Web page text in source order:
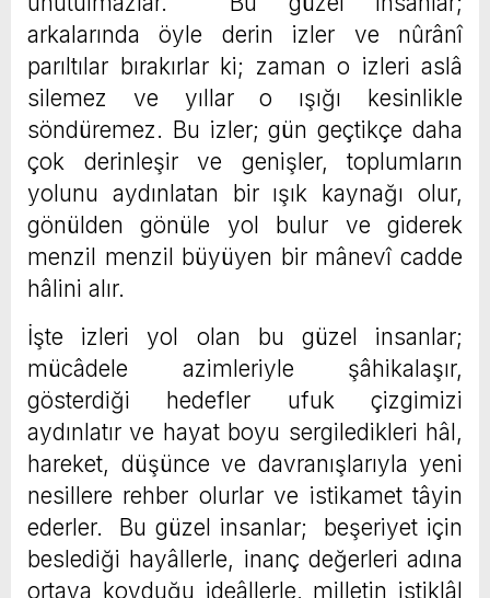
arkalarında öyle derin izler ve nûrânî
parıltılar bırakırlar ki; zaman o izleri aslâ
silemez ve yıllar o ışığı kesinlikle
söndüremez. Bu izler; gün geçtikçe daha
çok derinleşir ve genişler, toplumların
yolunu aydınlatan bir ışık kaynağı olur,
gönülden gönüle yol bulur ve giderek
menzil menzil büyüyen bir mânevî cadde
hâlini alır.
İşte izleri yol olan bu güzel insanlar;
mücâdele azimleriyle şâhikalaşır,
gösterdiği hedefler ufuk çizgimizi
aydınlatır ve hayat boyu sergiledikleri hâl,
hareket, düşünce ve davranışlarıyla yeni
nesillere rehber olurlar ve istikamet tâyin
ederler. Bu güzel insanlar; beşeriyet için
beslediği hayâllerle, inanç değerleri adına
ortaya koyduğu ideâllerle, milletin istiklâl